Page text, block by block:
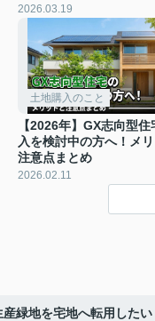
2026.03.19
土地購入のこと
【2026年】GX志向型住
入を検討中の方へ！メ
注意点まとめ
2026.02.11
緑地を宅地へ転用した